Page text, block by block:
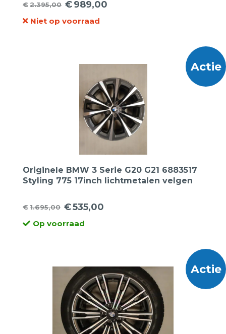
€2.395,00
Oorspronkelijke
prijs
€989,00
Huidige
prijs
Niet op voorraad
Actie
Originele BMW 3 Serie G20 G21 6883517
Styling 775 17inch lichtmetalen velgen
€1.695,00
Oorspronkelijke
prijs
€535,00
Huidige
prijsOp voorraad
Actie